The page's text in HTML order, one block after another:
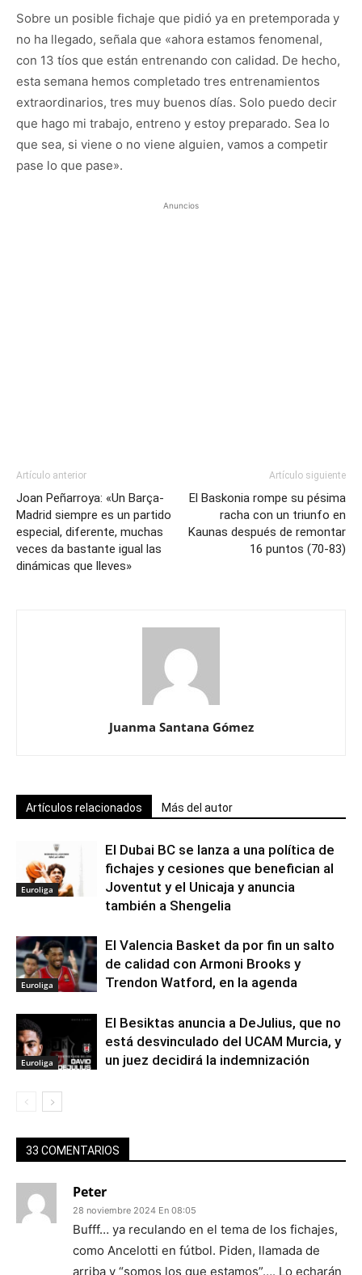
Sobre un posible fichaje que pidió ya en pretemporada y
no ha llegado, señala que «ahora estamos fenomenal,
con 13 tíos que están entrenando con calidad. De hecho,
esta semana hemos completado tres entrenamientos
extraordinarios, tres muy buenos días. Solo puedo decir
que hago mi trabajo, entreno y estoy preparado. Sea lo
que sea, si viene o no viene alguien, vamos a competir
pase lo que pase».
Anuncios
Artículo anterior
Joan Peñarroya: «Un Barça-
Madrid siempre es un partido
especial, diferente, muchas
veces da bastante igual las
dinámicas que lleves»
Artículo siguiente
El Baskonia rompe su pésima
racha con un triunfo en
Kaunas después de remontar
16 puntos (70-83)
Juanma Santana Gómez
Artículos relacionados Más del autor
Euroliga
El Dubai BC se lanza a una política de
fichajes y cesiones que benefician al
Joventut y el Unicaja y anuncia
también a Shengelia
Euroliga
El Valencia Basket da por fin un salto
de calidad con Armoni Brooks y
Trendon Watford, en la agenda
Euroliga
El Besiktas anuncia a DeJulius, que no
está desvinculado del UCAM Murcia, y
un juez decidirá la indemnización
33 COMENTARIOS
Peter
28 noviembre 2024 En 08:05
Bufff… ya reculando en el tema de los fichajes,
como Ancelotti en fútbol. Piden, llamada de
arriba y “somos los que estamos”…. Lo echarán